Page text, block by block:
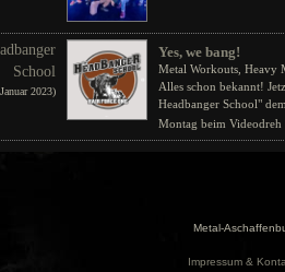
School
2023)
Yes, we bang!
Metal Workouts, Heavy
Alles schon bekannt!
Headbanger School"
Montag beim
Metal-
Impressum &